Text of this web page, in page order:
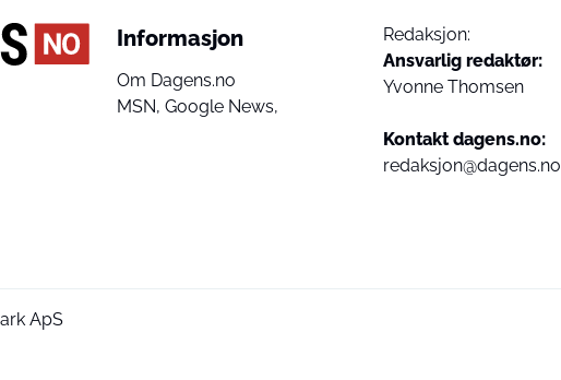
Informasjon
Om Dagens.no
MSN, Google News,
Redaksjon:
Ansvarlig redaktør:
Yvonne Thomsen
Kontakt dagens.no:
redaksjon@dagens.no
ApS